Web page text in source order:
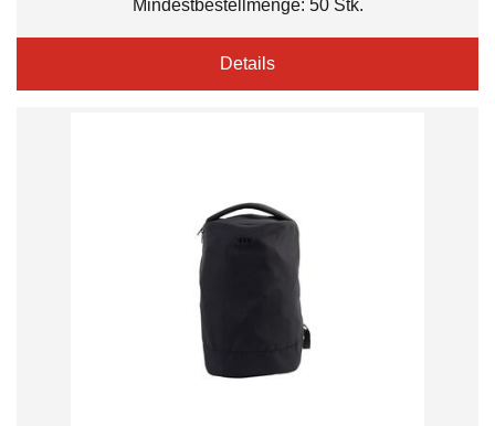
Mindestbestellmenge: 50 Stk.
Details